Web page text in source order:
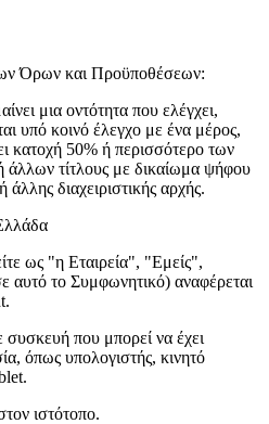
Όρων και Προϋποθέσεων:
μια οντότητα που ελέγχει,
υπό κοινό έλεγχο με ένα μέρος,
κατοχή 50% ή περισσότερο των
τίτλους με δικαίωμα ψήφου
διαχειριστικής αρχής.
ως "η Εταιρεία", "Εμείς",
αυτό το Συμφωνητικό) αναφέρεται
συσκευή που μπορεί να έχει
όπως υπολογιστής, κινητό
ιστότοπο.